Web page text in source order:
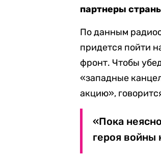
партнеры
По данным
придется пойти
фронт. Чтобы
«западные
акцию»,
«Пока
героя войны